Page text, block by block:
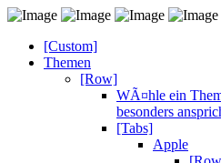
[Custom]
Themen
[Row]
WÃ¤hle ein
besonders
[Tabs]
Apple